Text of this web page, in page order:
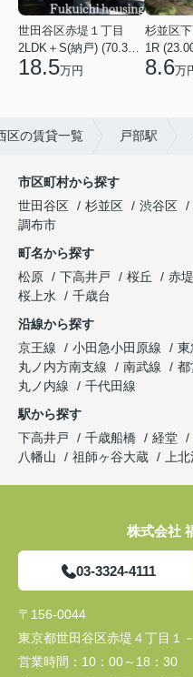
世田谷区赤堤１丁目
2LDK＋S(納戸) (70.38㎡)
18.5万円
杉並区
1R
8.6万
区の賃貸一覧 戸部駅
市区町村から探す
世田谷区
杉並区 渋谷区
調布市
町名から探す
松原
下高井戸 桜丘 赤堤
桜上水
千歳台
沿線から探す
京王線
小田急小田原線 東
丸ノ内方南支線
南武線 都
丸ノ内線
千代田線
駅から探す
下高井戸
千歳船橋 経堂
八幡山
祖師ヶ谷大蔵 上
株式会社
03-3324-4111
〒156-0044
東京都世田谷区赤堤４丁目１
営業時間： 10：00～18：30